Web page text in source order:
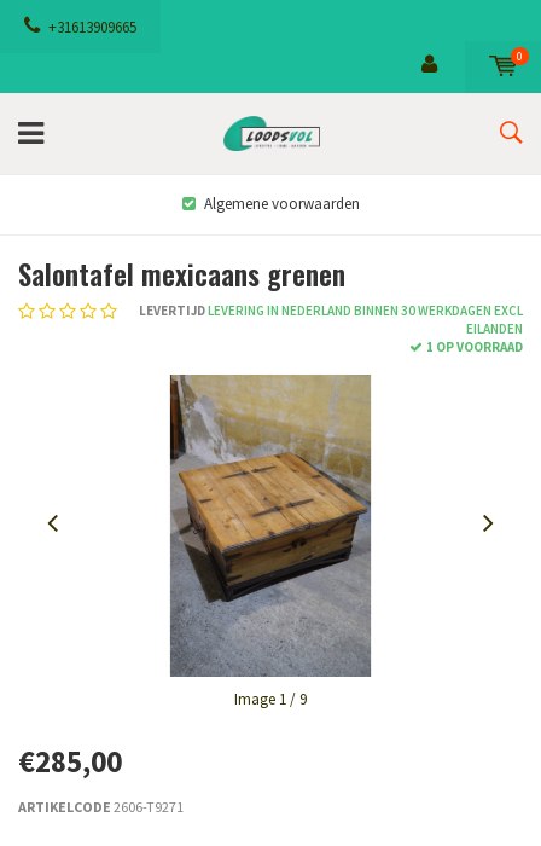
+31613909665
0
Algemene voorwaarden
Salontafel mexicaans grenen
LEVERTIJDLEVERING IN NEDERLAND BINNEN 30 WERKDAGEN EXCL
EILANDEN
1 OP VOORRAAD
Image 1/ 9
€285,00
ARTIKELCODE 2606-T9271